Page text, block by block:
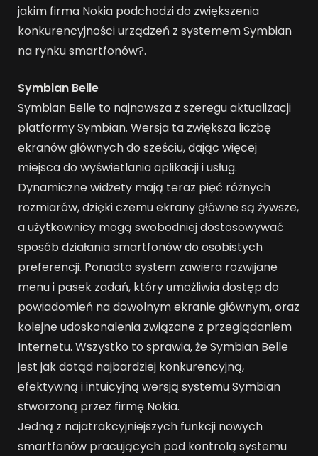
jakim firma Nokia podchodzi do zwiększenia
konkurencyjności urządzeń z systemem Symbian
na rynku smartfonów?.
Symbian Belle
Symbian Belle to najnowsza z szeregu aktualizacji
platformy Symbian. Wersja ta zwiększa liczbę
ekranów głównych do sześciu, dając więcej
miejsca do wyświetlania aplikacji i usług.
Dynamiczne widżety mają teraz pięć różnych
rozmiarów, dzięki czemu ekrany główne są żywsze,
a użytkownicy mogą swobodniej dostosowywać
sposób działania smartfonów do osobistych
preferencji. Ponadto system zawiera rozwijane
menu i pasek zadań, który umożliwia dostęp do
powiadomień na dowolnym ekranie głównym, oraz
kolejne udoskonalenia związane z przeglądaniem
Internetu. Wszystko to sprawia, że Symbian Belle
jest jak dotąd najbardziej konkurencyjną,
efektywną i intuicyjną wersją systemu Symbian
stworzoną przez firmę Nokia.
Jedną z najatrakcyjniejszych funkcji nowych
smartfonów pracujących pod kontrolą systemu